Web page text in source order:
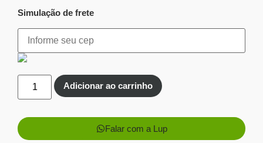
Dinheiro ou PIX
Pix:R$ 64,86 Aprovação imediata
Cartões de crédito:
Simulação de frete
Adicionar ao carrinho
Falar com a Lup